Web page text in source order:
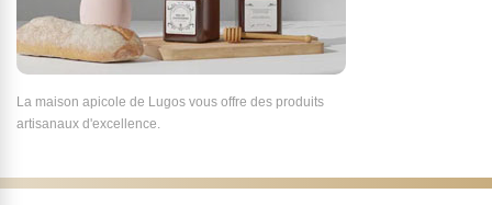
La maison apicole de Lugos vous offre des produits
artisanaux d'excellence.